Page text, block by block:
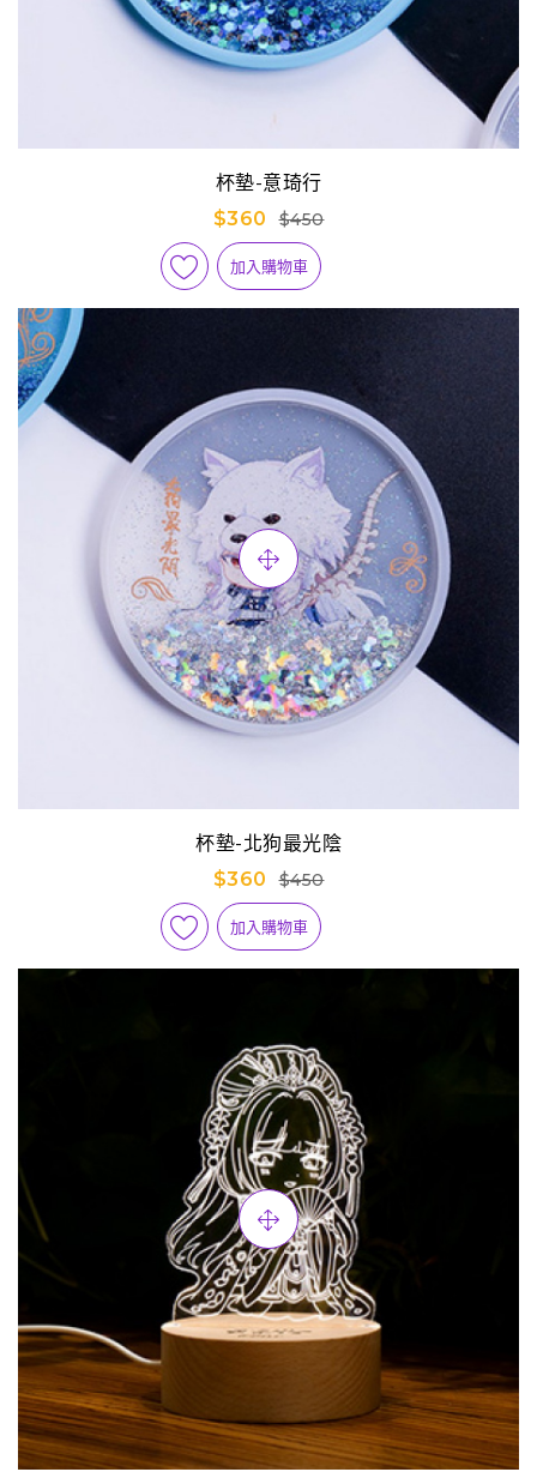
杯墊-意琦行
$360
$450
加入購物車
杯墊-北狗最光陰
$360
$450
加入購物車